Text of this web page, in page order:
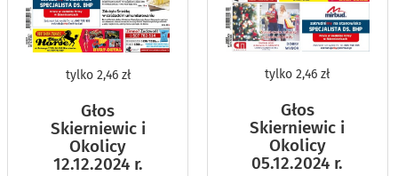
tylko2,46 zł
Głos
Skierniewic i
Okolicy
12.12.2024 r.
tylko 2,46 zł
Głos
Skierniewic i
Okolicy
05.12.2024 r.